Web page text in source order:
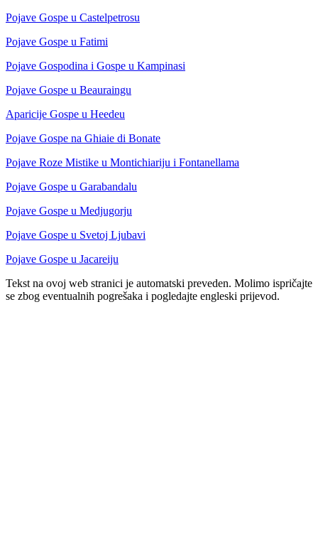
Pojave Gospe u Castelpetrosu
Pojave Gospe u Fatimi
Pojave Gospodina i Gospe u Kampinasi
Pojave Gospe u Beauraingu
Aparicije Gospe u Heedeu
Pojave Gospe na Ghiaie di Bonate
Pojave Roze Mistike u Montichiariju i Fontanellama
Pojave Gospe u Garabandalu
Pojave Gospe u Medjugorju
Pojave Gospe u Svetoj Ljubavi
Pojave Gospe u Jacareiju
Tekst na ovoj web stranici je automatski preveden. Molimo ispričajte
se zbog eventualnih pogrešaka i pogledajte engleski prijevod.